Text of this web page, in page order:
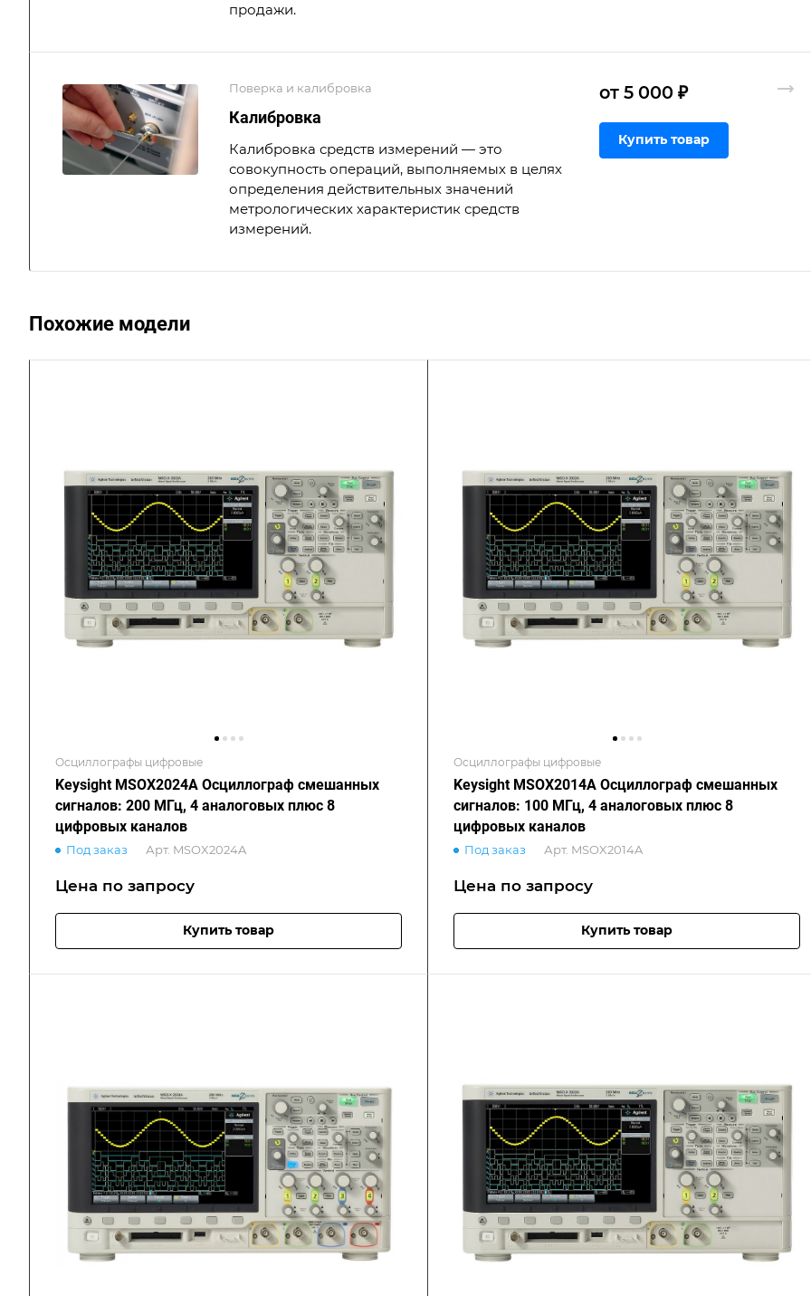
продажи.
Поверка и калибровка
Калибровка
Калибровка средств измерений — это
совокупность операций, выполняемых в целях
определения действительных значений
метрологических характеристик средств
измерений.
от 5 000 ₽
Купить товар
Похожие модели
Осциллографы цифровые
Keysight MSOX2024A Осциллограф смешанных
сигналов: 200 МГц, 4 аналоговых плюс 8
цифровых каналов
Под заказ Арт. MSOX2024A
Цена по запросу
Купить товар
Осциллографы цифровые
Keysight MSOX2014A Осциллограф смешанных
сигналов: 100 МГц, 4 аналоговых плюс 8
цифровых каналов
Под заказ Арт. MSOX2014A
Цена по запросу
Купить товар